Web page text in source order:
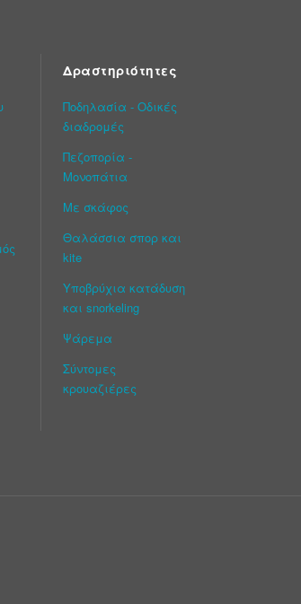
Δραστηριότητες
Ποδηλασία - Οδικές
διαδρομές
Πεζοπορία -
Μονοπάτια
Με σκάφος
Θαλάσσια σπορ και
kite
Υποβρύχια κατάδυση
και snorkeling
Ψάρεμα
Σύντομες
κρουαζιέρες